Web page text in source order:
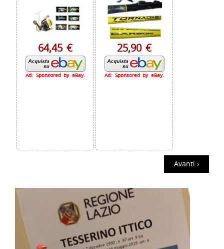
64,45 €
Ad: Sponsored by eBay.
25,90 €
Ad: Sponsored by eBay.
Avanti ›